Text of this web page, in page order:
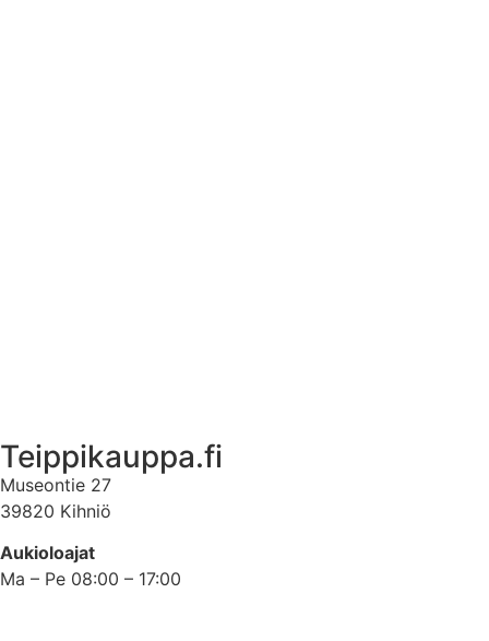
Teippikauppa.fi
Museontie 27
39820 Kihniö
Aukioloajat
Ma – Pe 08:00 – 17:00